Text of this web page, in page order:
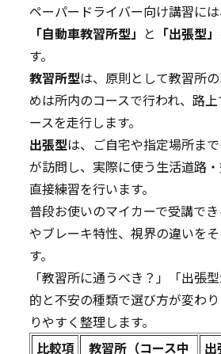
ペーパードライバー向け講習に
「自動車教習所型」 と 「出張型」
す。
教習所型は、原則として教習所
めは所内のコースで行われ、路
ースを走行します。
出張型は、ご自宅や指定場所ま
が訪問し、実際に使う生活道路
直接練習を行います。
普段お使いのマイカーで受講で
やブレーキ特性、視界の違いを
す。
「教習所に通うべき？」「出張
的と不安の種類で選び方が変わ
りやすく整理します。
比較項
教習所（コース中
出